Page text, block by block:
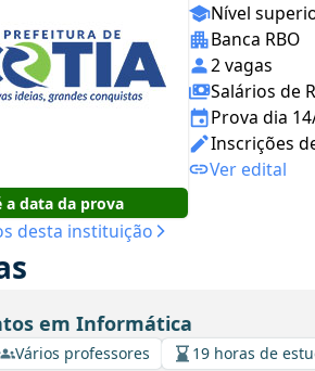
a data da prova
desta instituição
Nível
Banca RBO
2 vagas
Salários de
Prova dia
Inscrições
Ver edital
em Informática
Vários professores 19 horas de